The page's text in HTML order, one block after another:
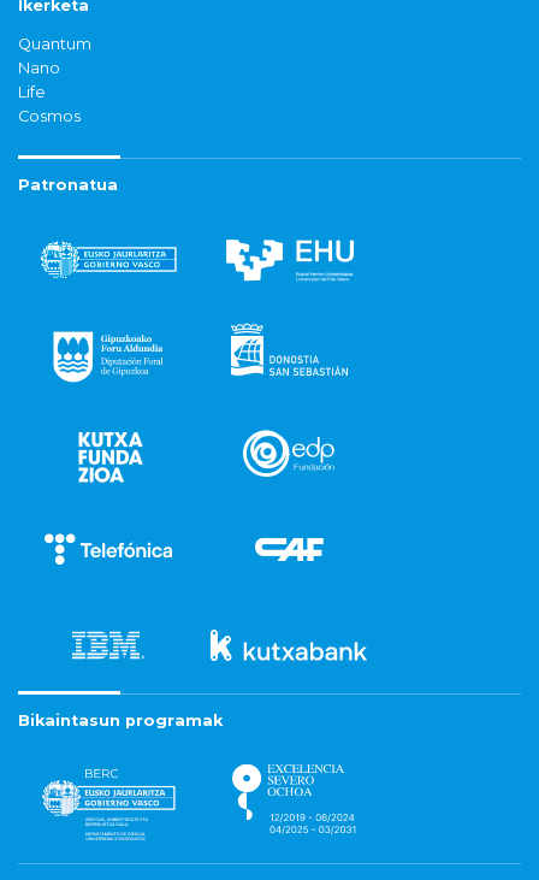
Ikerketa
Quantum
Nano
Life
Cosmos
Patronatua
Bikaintasun programak